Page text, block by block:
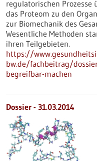
regulatorischen Prozesse
das Proteom zu den
zur Biomechanik des
Wesentliche Methoden
ihren Teilgebieten.
https://
bw.de/fachbeitrag/
begreifbar-machen
Dossier - 31.03.2014